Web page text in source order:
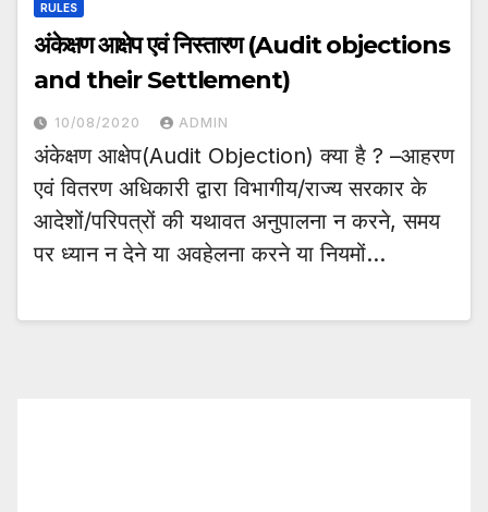
RULES
अंकेक्षण आक्षेप एवं निस्तारण (Audit objections
and their Settlement)
10/08/2020 ADMIN
अंकेक्षण आक्षेप(Audit Objection) क्या है ? –आहरण
एवं वितरण अधिकारी द्वारा विभागीय/राज्य सरकार के
आदेशों/परिपत्रों की यथावत अनुपालना न करने, समय
पर ध्यान न देने या अवहेलना करने या नियमों…